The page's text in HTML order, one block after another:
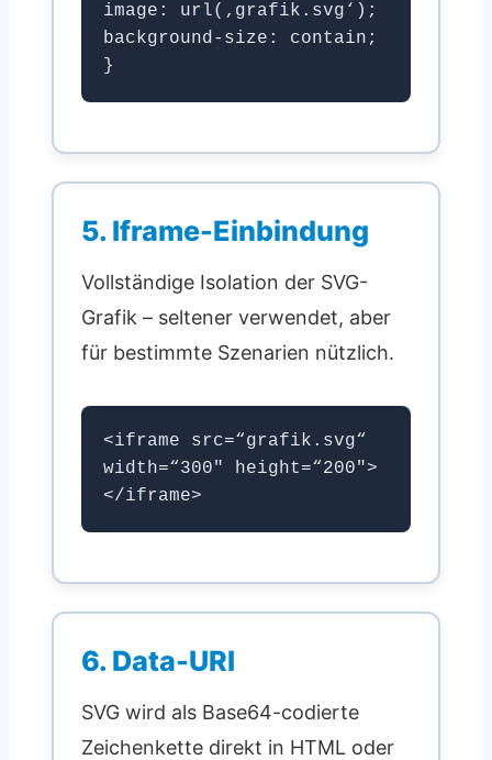
image: url(‚grafik.svg‘);
background-size: contain;
}
5. Iframe-Einbindung
Vollständige Isolation der SVG-
Grafik – seltener verwendet, aber
für bestimmte Szenarien nützlich.
<iframe src=“grafik.svg“
width=“300″ height=“200″>
</iframe>
6. Data-URI
SVG wird als Base64-codierte
Zeichenkette direkt in HTML oder